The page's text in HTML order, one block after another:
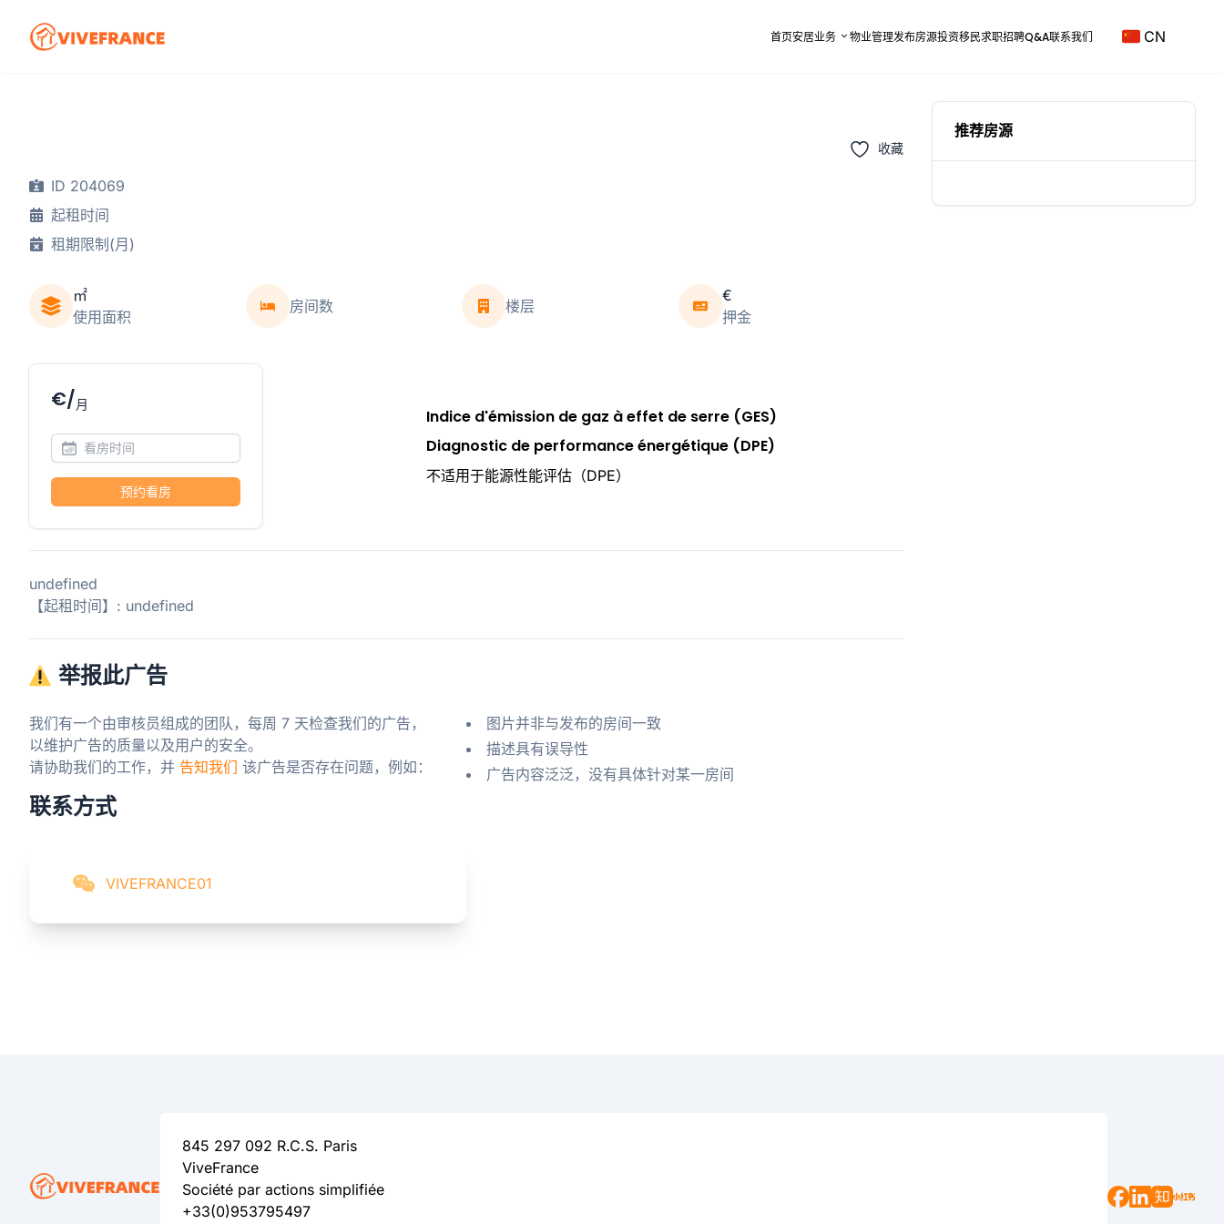
首页安居业务 物业管理发布房源投资移民求职招聘Q&A联系我们 CN
收藏
ID 204069
起租时间
租期限制(月)
㎡
使用面积
房间数 楼层
€
押金
€/月
预约看房
Indice d'émission de gaz à effet de serre (GES)
Diagnostic de performance énergétique (DPE)
不适用于能源性能评估（DPE）
undefined
【起租时间】: undefined
举报此广告
我们有一个由审核员组成的团队，每周 7 天检查我们的广告，
以维护广告的质量以及用户的安全。
请协助我们的工作，并 告知我们 该广告是否存在问题，例如：
图片并非与发布的房间一致
描述具有误导性
广告内容泛泛，没有具体针对某一房间
联系方式
VIVEFRANCE01
推荐房源
845 297 092 R.C.S. Paris
ViveFrance
Société par actions simplifiée
+33(0)953795497